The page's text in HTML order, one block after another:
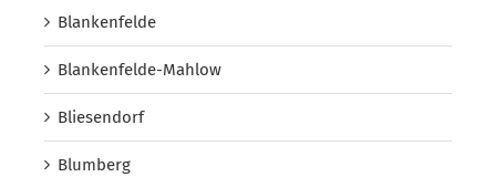
Blankenfelde
Blankenfelde-Mahlow
Bliesendorf
Blumberg